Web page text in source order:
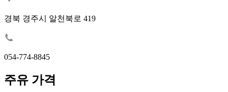
경북 경주시 알천북로 419
054-774-8845
주유 가격